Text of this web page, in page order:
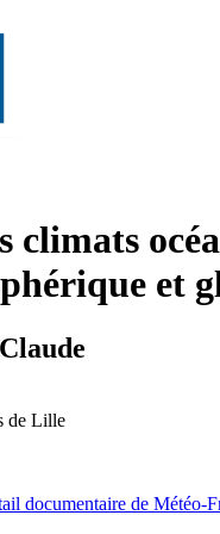
climats
et
de Lille
documentaire de Météo-